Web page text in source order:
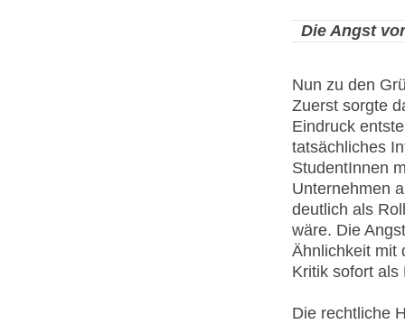
Die Angst
Nun zu den
Zuerst sorgte
Eindruck
tatsächliches
StudentInnen
Unternehmen
deutlich als
wäre. Die
Ähnlichkeit mit
Kritik sofort als
Die rechtliche